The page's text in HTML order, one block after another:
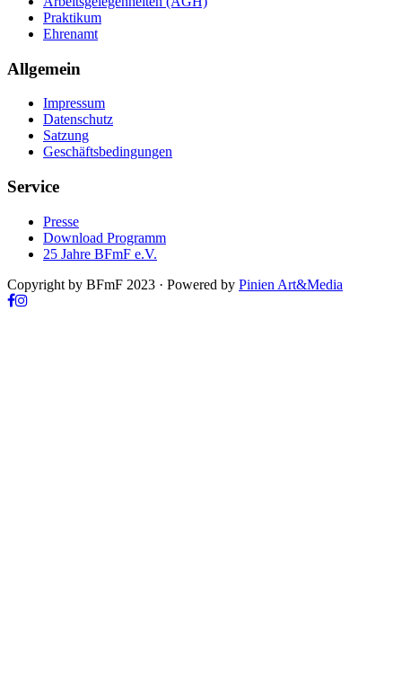
Praktikum
Ehrenamt
Allgemein
Impressum
Datenschutz
Satzung
Geschäftsbedingungen
Service
Presse
Download Programm
25 Jahre BFmF e.V.
Copyright by BFmF 2023 · Powered by Pinien Art&Media